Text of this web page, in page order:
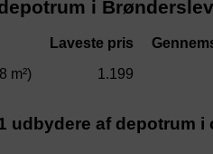
i Brønderslev
Laveste pris
m²)
1.199
udbydere af depotrum